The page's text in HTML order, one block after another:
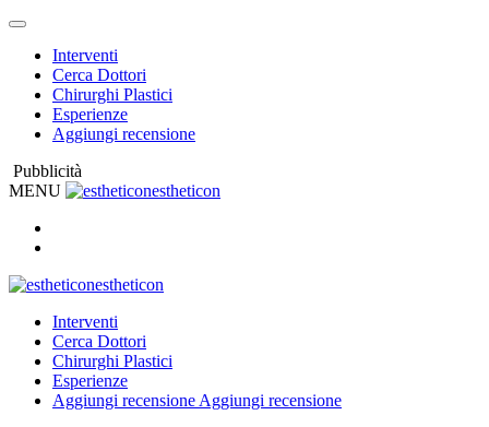
Interventi
Cerca Dottori
Chirurghi Plastici
Esperienze
Aggiungi recensione
Pubblicità
MENU
estheticon
estheticon
Interventi
Cerca Dottori
Chirurghi Plastici
Esperienze
Aggiungi recensione Aggiungi recensione